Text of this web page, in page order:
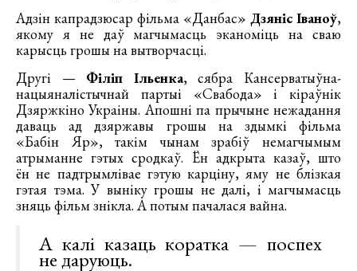
Адзін капрадзюсар фільма «Данбас» Дзяніс Іваноў,
якому я не даў магчымасць эканоміць на сваю
карысць грошы на вытворчасці.
Другі — Філіп Ільенка, сябра Кансерватыўна-
нацыяналістычнай партыі «Свабода» і кіраўнік
Дзяржкіно Украіны. Апошні па прычыне нежадання
даваць ад дзяржавы грошы на здымкі фільма
«Бабін Яр», такім чынам зрабіў немагчымым
атрыманне гэтых сродкаў. Ён адкрыта казаў, што
ён не падтрымлівае гэтую карціну, яму не блізкая
гэтая тэма. У выніку грошы не далі, і магчымасць
зняць фільм знікла. А потым пачалася вайна.
А калі казаць коратка — поспех
не даруюць.